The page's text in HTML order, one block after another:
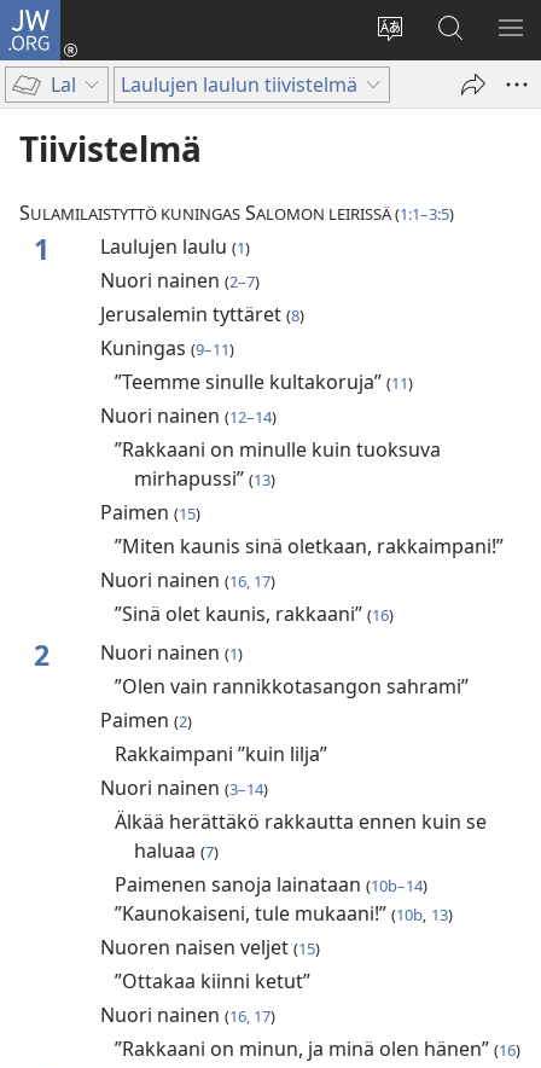
JW.ORG
Vaihda
sivuston
kieli
Kirjaudu
(avaa
uuden
ikkunan)
Hae
JW.ORG-
sivustolta
Lal Laulujen laulun tiivistelmä
Tiivistelmä
SULAMILAISTYTTÖ KUNINGAS SALOMON LEIRISSÄ (1:1–3:5)
1 Laulujen laulu (1)
Nuori nainen (2–7)
Jerusalemin tyttäret (8)
Kuningas (9–11)
”Teemme sinulle kultakoruja” (11)
Nuori nainen (12–14)
”Rakkaani on minulle kuin tuoksuva
mirhapussi” (13)
Paimen (15)
”Miten kaunis sinä oletkaan, rakkaimpani!”
Nuori nainen (16, 17)
”Sinä olet kaunis, rakkaani” (16)
2 Nuori nainen (1)
”Olen vain rannikkotasangon sahrami”
Paimen (2)
Rakkaimpani ”kuin lilja”
Nuori nainen (3–14)
Älkää herättäkö rakkautta ennen kuin se
haluaa (7)
Paimenen sanoja lainataan (10b–14)
”Kaunokaiseni, tule mukaani!” (10b, 13)
Nuoren naisen veljet (15)
”Ottakaa kiinni ketut”
Nuori nainen (16, 17)
”Rakkaani on minun, ja minä olen hänen” (16)